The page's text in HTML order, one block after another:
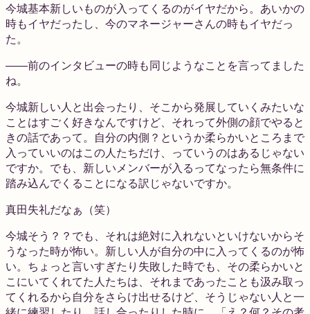
今城基本新しいものが入ってくるのがイヤだから。あいかの
時もイヤだったし、今のマネージャーさんの時もイヤだっ
た。
――前のインタビューの時も同じようなことを言ってました
ね。
今城新しい人と出会ったり、そこから発展していくみたいな
ことはすごく好きなんですけど、それって外側の顔でやると
きの話であって。自分の内側？というか柔らかいところまで
入っていいのはこの人たちだけ、っていうのはあるじゃない
ですか。でも、新しいメンバーが入るってなったら無条件に
踏み込んでくることになる訳じゃないですか。
真田失礼だなぁ（笑）
今城そう？？でも、それは絶対に入れないといけないからそ
うなった時が怖い。新しい人が自分の中に入ってくるのが怖
い。ちょっと言いすぎたり失敗した時でも、その柔らかいと
こにいてくれてた人たちは、それまであったことも汲み取っ
てくれるから自分をさらけ出せるけど、そうじゃない人と一